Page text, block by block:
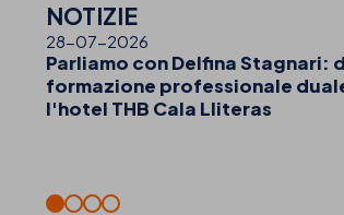
NOTIZIE
28-07-2026
Parliamo con Delfina Stagnari:
formazione professionale
l'hotel THB Cala Lliteras